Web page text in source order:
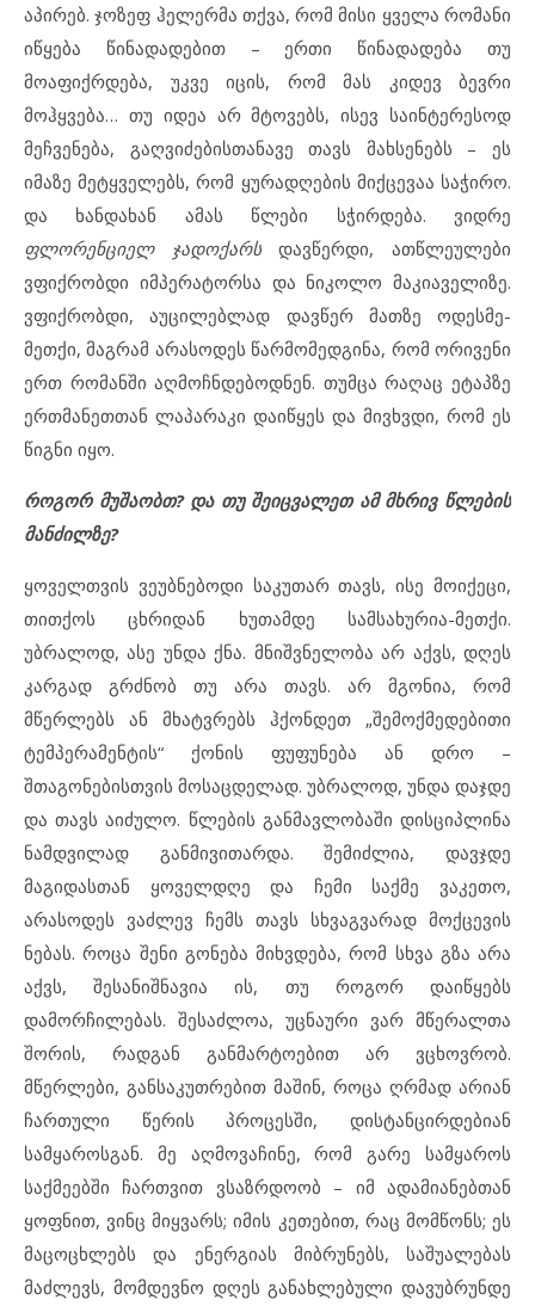
აპირებ. ჯოზეფ ჰელერმა თქვა, რომ მისი ყველა რომანი
იწყება წინადადებით – ერთი წინადადება თუ
მოაფიქრდება, უკვე იცის, რომ მას კიდევ ბევრი
მოჰყვება… თუ იდეა არ მტოვებს, ისევ საინტერესოდ
მეჩვენება, გაღვიძებისთანავე თავს მახსენებს – ეს
იმაზე მეტყველებს, რომ ყურადღების მიქცევაა საჭირო.
და ხანდახან ამას წლები სჭირდება. ვიდრე
ფლორენციელ ჯადოქარსდავწერდი, ათწლეულები
ვფიქრობდი იმპერატორსა და ნიკოლო მაკიაველიზე.
ვფიქრობდი, აუცილებლად დავწერ მათზე ოდესმე-
მეთქი, მაგრამ არასოდეს წარმომედგინა, რომ ორივენი
ერთ რომანში აღმოჩნდებოდნენ. თუმცა რაღაც ეტაპზე
ერთმანეთთან ლაპარაკი დაიწყეს და მივხვდი, რომ ეს
წიგნი იყო.
როგორ მუშაობთ? და თუ შეიცვალეთ ამ მხრივ წლების
მანძილზე?
ყოველთვის ვეუბნებოდი საკუთარ თავს, ისე მოიქეცი,
თითქოს ცხრიდან ხუთამდე სამსახურია-მეთქი.
უბრალოდ, ასე უნდა ქნა. მნიშვნელობა არ აქვს, დღეს
კარგად გრძნობ თუ არა თავს. არ მგონია, რომ
მწერლებს ან მხატვრებს ჰქონდეთ „შემოქმედებითი
ტემპერამენტის“ ქონის ფუფუნება ან დრო –
შთაგონებისთვის მოსაცდელად. უბრალოდ, უნდა დაჯდე
და თავს აიძულო. წლების განმავლობაში დისციპლინა
ნამდვილად განმივითარდა. შემიძლია, დავჯდე
მაგიდასთან ყოველდღე და ჩემი საქმე ვაკეთო,
არასოდეს ვაძლევ ჩემს თავს სხვაგვარად მოქცევის
ნებას. როცა შენი გონება მიხვდება, რომ სხვა გზა არა
აქვს, შესანიშნავია ის, თუ როგორ დაიწყებს
დამორჩილებას. შესაძლოა, უცნაური ვარ მწერალთა
შორის, რადგან განმარტოებით არ ვცხოვრობ.
მწერლები, განსაკუთრებით მაშინ, როცა ღრმად არიან
ჩართული წერის პროცესში, დისტანცირდებიან
სამყაროსგან. მე აღმოვაჩინე, რომ გარე სამყაროს
საქმეებში ჩართვით ვსაზრდოობ – იმ ადამიანებთან
ყოფნით, ვინც მიყვარს; იმის კეთებით, რაც მომწონს; ეს
მაცოცხლებს და ენერგიას მიბრუნებს, საშუალებას
მაძლევს, მომდევნო დღეს განახლებული დავუბრუნდე